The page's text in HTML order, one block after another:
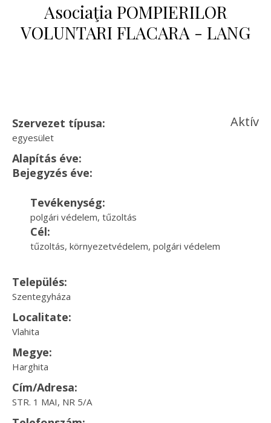
Asociaţia POMPIERILOR
VOLUNTARI FLACARA - LANG
Szervezet típusa:
egyesület
Aktív
Alapítás éve:
Bejegyzés éve:
Tevékenység:
polgári védelem, tűzoltás
Cél:
tűzoltás, környezetvédelem, polgári védelem
Település:
Szentegyháza
Localitate:
Vlahita
Megye:
Harghita
Cím/Adresa:
STR. 1 MAI, NR 5/A